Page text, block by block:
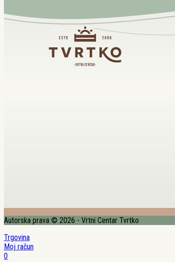
Autorska prava © 2026 - Vrtni Centar Tvrtko
Trgovina
Moj račun
0